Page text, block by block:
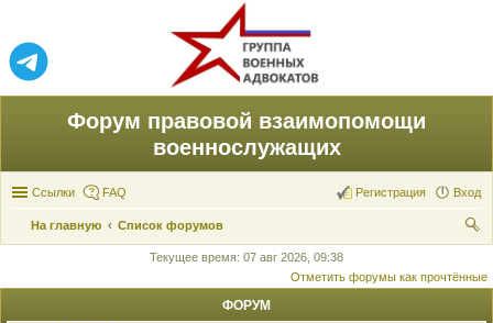
Форум правовой взаимопомощи
военнослужащих
Ссылки FAQ Вход
Регистрация
На главную
Список форумов
ск
Текущее время: 07 авг 2026, 09:38
Отметить форумы как прочтённые
ФОРУМ